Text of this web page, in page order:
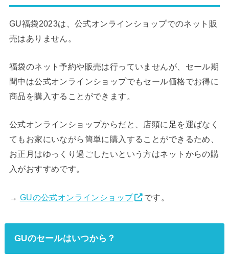
GU福袋2023は、公式オンラインショップでのネット販
売はありません。
福袋のネット予約や販売は行っていませんが、セール期
間中は公式オンラインショップでもセール価格でお得に
商品を購入することができます。
公式オンラインショップからだと、店頭に足を運ばなく
てもお家にいながら簡単に購入することができるため、
お正月はゆっくり過ごしたいという方はネットからの購
入がおすすめです。
→ GUの公式オンラインショップ です。
GUのセールはいつから？